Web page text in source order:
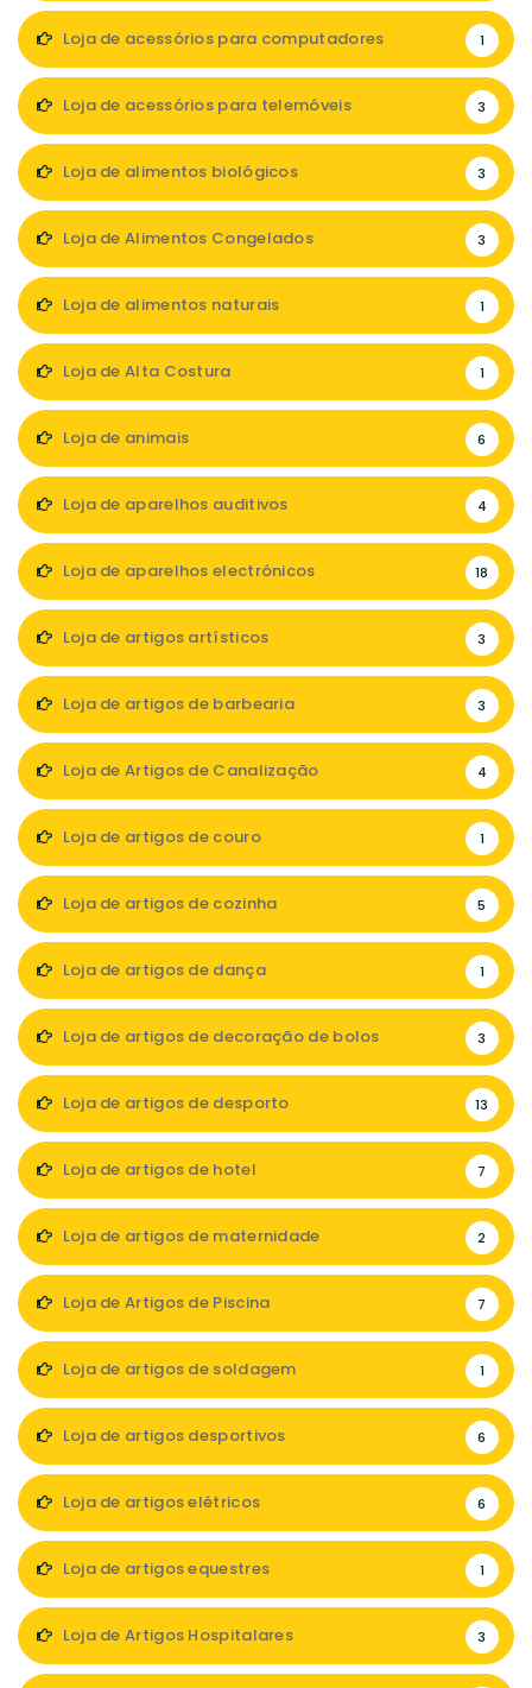
Loja de acessórios para computadores 1
Loja de acessórios para telemóveis 3
Loja de alimentos biológicos 3
Loja de Alimentos Congelados 3
Loja de alimentos naturais 1
Loja de Alta Costura 1
Loja de animais 6
Loja de aparelhos auditivos 4
Loja de aparelhos electrónicos 18
Loja de artigos artísticos 3
Loja de artigos de barbearia 3
Loja de Artigos de Canalização 4
Loja de artigos de couro 1
Loja de artigos de cozinha 5
Loja de artigos de dança 1
Loja de artigos de decoração de bolos 3
Loja de artigos de desporto 13
Loja de artigos de hotel 7
Loja de artigos de maternidade 2
Loja de Artigos de Piscina 7
Loja de artigos de soldagem 1
Loja de artigos desportivos 6
Loja de artigos elétricos 6
Loja de artigos equestres 1
Loja de Artigos Hospitalares 3